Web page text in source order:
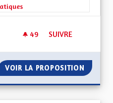
49 49 ABONNÉS
SUIVRE
VOIR LA PROPOSITION ÎLOTS